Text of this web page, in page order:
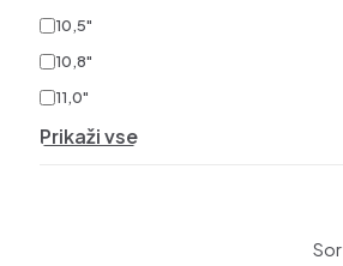
10,5"
10,8"
11,0"
Prikaži vse